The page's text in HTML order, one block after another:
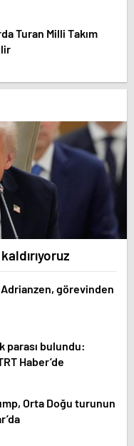
Turan Milli Takım
Adrianzen, görevinden
parası bulundu:
Haber’de
Orta Doğu turunun